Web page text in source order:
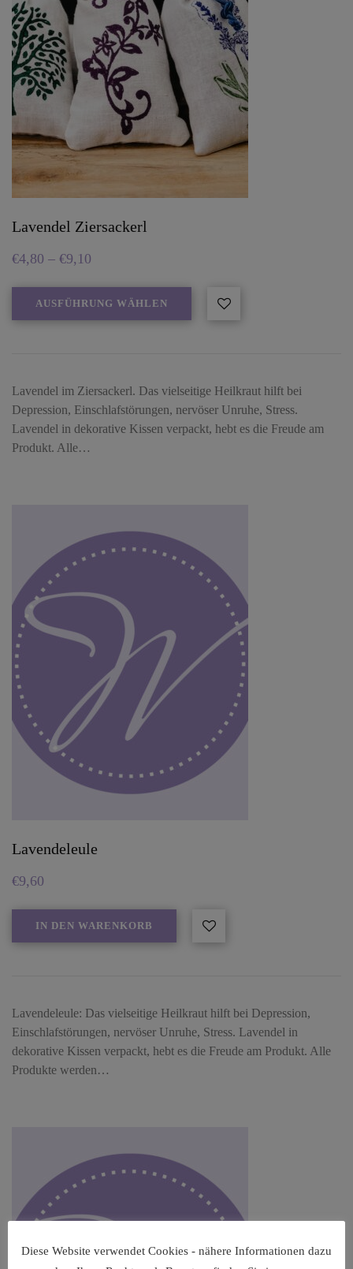
Lavendel Ziersackerl
€4,80 – €9,10
AUSFÜHRUNG WÄHLEN
Lavendel im Ziersackerl. Das vielseitige Heilkraut hilft bei
Depression, Einschlafstörungen, nervöser Unruhe, Stress.
Lavendel in dekorative Kissen verpackt, hebt es die Freude am
Produkt. Alle…
Lavendeleule
€9,60
IN DEN WARENKORB
Lavendeleule: Das vielseitige Heilkraut hilft bei Depression,
Einschlafstörungen, nervöser Unruhe, Stress. Lavendel in
dekorative Kissen verpackt, hebt es die Freude am Produkt. Alle
Produkte werden…
Diese Website verwendet Cookies - nähere Informationen dazu